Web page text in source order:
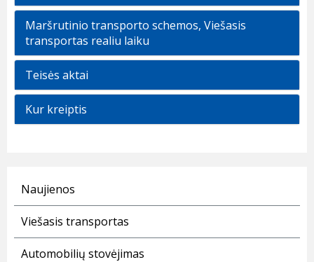
Maršrutinio transporto schemos, Viešasis
transportas realiu laiku
Teisės aktai
Kur kreiptis
Naujienos
Viešasis transportas
Automobilių stovėjimas